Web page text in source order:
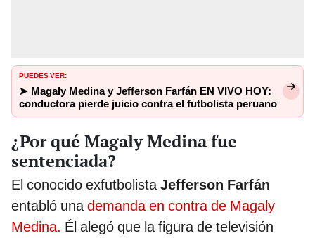
PUEDES VER:
➤ Magaly Medina y Jefferson Farfán EN VIVO HOY:
conductora pierde juicio contra el futbolista peruano
¿Por qué Magaly Medina fue
sentenciada?
El conocido exfutbolistaJefferson Farfán
entabló unademanda en contra de Magaly
Medina. Él alegó que la figura de televisión